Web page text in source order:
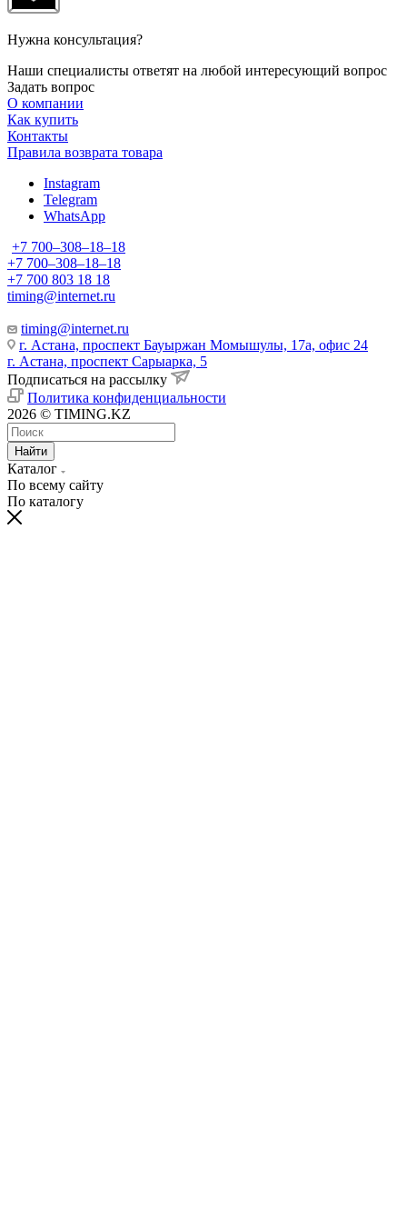
Нужна консультация?
Наши специалисты ответят на любой интересующий вопрос
Задать вопрос
О компании
Как купить
Контакты
Правила возврата товара
Instagram
Telegram
WhatsApp
+7 700‒308‒18‒18
+7 700‒308‒18‒18
+7 700 803 18 18
timing@internet.ru
timing@internet.ru
г. Астана, проспект Бауыржан Момышулы, 17а, офис 24
г. Астана, проспект Сарыарка, 5
Подписаться на рассылку
Политика конфиденциальности
2026 © TIMING.KZ
Найти
Каталог
По всему сайту
По каталогу